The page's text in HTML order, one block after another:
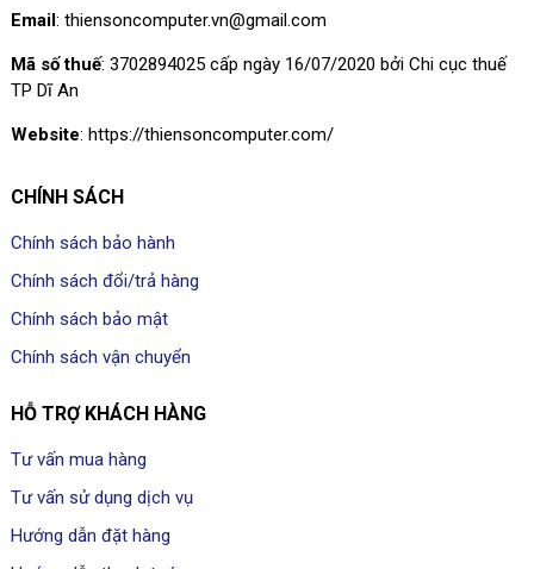
Email: thiensoncomputer.vn@gmail.com
Mã số thuế: 3702894025 cấp ngày 16/07/2020 bởi Chi cục thuế
TP Dĩ An
Website: https://thiensoncomputer.com/
CHÍNH SÁCH
Chính sách bảo hành
Chính sách đổi/trả hàng
Chính sách bảo mật
Chính sách vận chuyển
HỖ TRỢ KHÁCH HÀNG
Tư vấn mua hàng
Tư vấn sử dụng dịch vụ
Hướng dẫn đặt hàng